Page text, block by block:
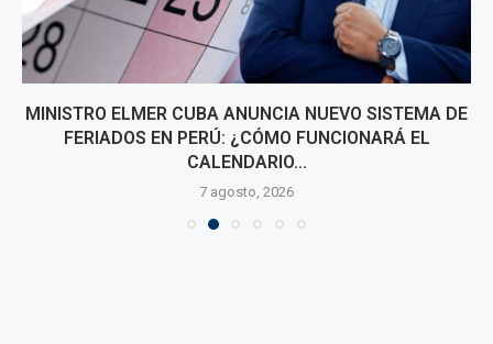
MINISTRO ELMER CUBA ANUNCIA NUEVO SISTEMA DE
FERIADOS EN PERÚ: ¿CÓMO FUNCIONARÁ EL
CALENDARIO...
7 agosto, 2026